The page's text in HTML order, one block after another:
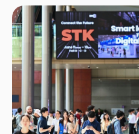
디렉터는 지난 10일 서울 코엑스에
'데모에서 현실 세계의 체화 지능으
Embodied Intelligence)' 세션에서 지
따로 움직이는' 상황이라고 진단했다.
Dream)' 상태다. 유튜브 화면 속에서
현실의 물리 세계로 나오는 순간 손이
팔리는 휴머노이드를 만드는 회사가,
자기 산업의 한계를 인정한 것이다. 유니트리는 왕싱싱(王興興·Wang
Xingxing) 창업자가 지난 2016년 8월
중이던 2013년 첫 4족 보행 로봇을 만
로보틱스를 설립했다.본사는 항저우.